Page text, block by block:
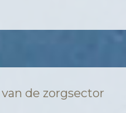
de zorgsector